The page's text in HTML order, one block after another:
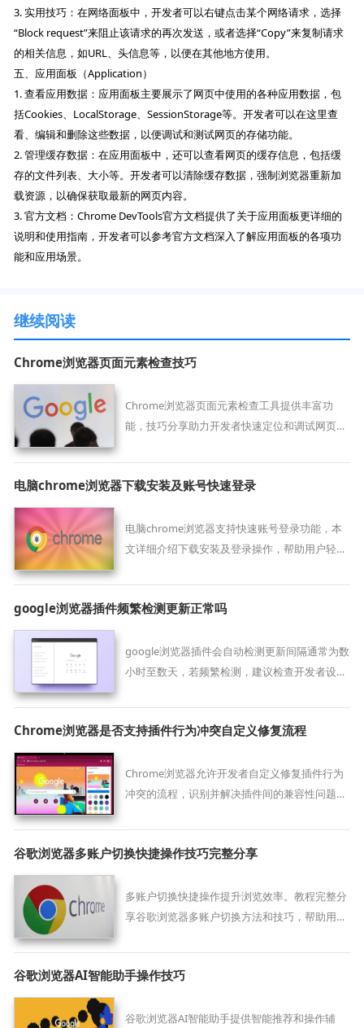
3. 实用技巧：在网络面板中，开发者可以右键点击某个网络请求，选择
“Block request”来阻止该请求的再次发送，或者选择“Copy”来复制请求
的相关信息，如URL、头信息等，以便在其他地方使用。
五、应用面板（Application）
1. 查看应用数据：应用面板主要展示了网页中使用的各种应用数据，包
括Cookies、LocalStorage、SessionStorage等。开发者可以在这里查
看、编辑和删除这些数据，以便调试和测试网页的存储功能。
2. 管理缓存数据：在应用面板中，还可以查看网页的缓存信息，包括缓
存的文件列表、大小等。开发者可以清除缓存数据，强制浏览器重新加
载资源，以确保获取最新的网页内容。
3. 官方文档：Chrome DevTools官方文档提供了关于应用面板更详细的
说明和使用指南，开发者可以参考官方文档深入了解应用面板的各项功
能和应用场景。
继续阅读
Chrome浏览器页面元素检查技巧
Chrome浏览器页面元素检查工具提供丰富功
能，技巧分享助力开发者快速定位和调试网页元
电脑chrome浏览器下载安装及账号快速登录
电脑chrome浏览器支持快速账号登录功能，本
文详细介绍下载安装及登录操作，帮助用户轻松
google浏览器插件频繁检测更新正常吗
google浏览器插件会自动检测更新间隔通常为数
小时至数天，若频繁检测，建议检查开发者设置
Chrome浏览器是否支持插件行为冲突自定义修复流程
Chrome浏览器允许开发者自定义修复插件行为
冲突的流程，识别并解决插件间的兼容性问题，
谷歌浏览器多账户切换快捷操作技巧完整分享
多账户切换快捷操作提升浏览效率。教程完整分
享谷歌浏览器多账户切换方法和技巧，帮助用户
谷歌浏览器AI智能助手操作技巧
谷歌浏览器AI智能助手提供智能推荐和操作辅